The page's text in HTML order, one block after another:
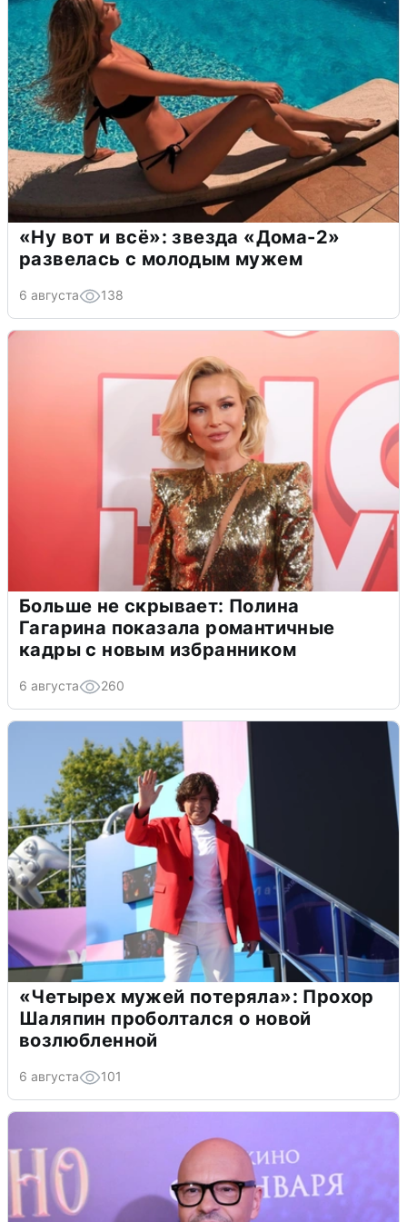
«Ну вот и всё»: звезда «Дома-2»
развелась с молодым мужем
6 августа 138
Больше не скрывает: Полина
Гагарина показала романтичные
кадры с новым избранником
6 августа 260
«Четырех мужей потеряла»: Прохор
Шаляпин проболтался о новой
возлюбленной
6 августа 101